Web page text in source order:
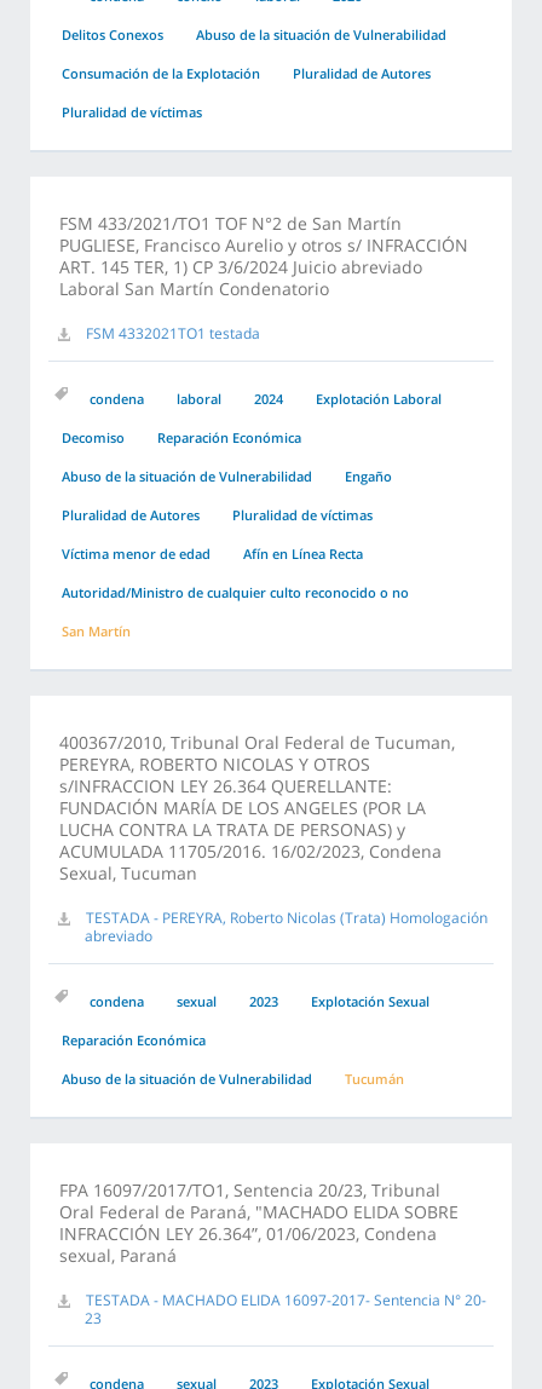
Delitos Conexos Abuso de la situación de Vulnerabilidad
Consumación de la Explotación Pluralidad de Autores
Pluralidad de víctimas
FSM 433/2021/TO1 TOF N°2 de San Martín
PUGLIESE, Francisco Aurelio y otros s/ INFRACCIÓN
ART. 145 TER, 1) CP 3/6/2024 Juicio abreviado
Laboral San Martín Condenatorio
FSM 4332021TO1 testada
condena laboral 2024 Explotación Laboral
Decomiso Reparación Económica
Abuso de la situación de Vulnerabilidad Engaño
Pluralidad de Autores Pluralidad de víctimas
Víctima menor de edad Afín en Línea Recta
Autoridad/Ministro de cualquier culto reconocido o no
San Martín
400367/2010, Tribunal Oral Federal de Tucuman,
PEREYRA, ROBERTO NICOLAS Y OTROS
s/INFRACCION LEY 26.364 QUERELLANTE:
FUNDACIÓN MARÍA DE LOS ANGELES (POR LA
LUCHA CONTRA LA TRATA DE PERSONAS) y
ACUMULADA 11705/2016. 16/02/2023, Condena
Sexual, Tucuman
TESTADA - PEREYRA, Roberto Nicolas (Trata) Homologación
abreviado
condena sexual 2023 Explotación Sexual
Reparación Económica
Abuso de la situación de Vulnerabilidad Tucumán
FPA 16097/2017/TO1, Sentencia 20/23, Tribunal
Oral Federal de Paraná, "MACHADO ELIDA SOBRE
INFRACCIÓN LEY 26.364”, 01/06/2023, Condena
sexual, Paraná
TESTADA - MACHADO ELIDA 16097-2017- Sentencia N° 20-
23
condena sexual 2023 Explotación Sexual